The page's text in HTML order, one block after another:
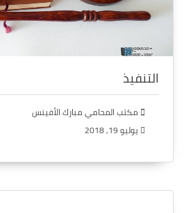
التنفيذ
مكتب المحامي مبارك الأفينس
يوليو 19, 2018